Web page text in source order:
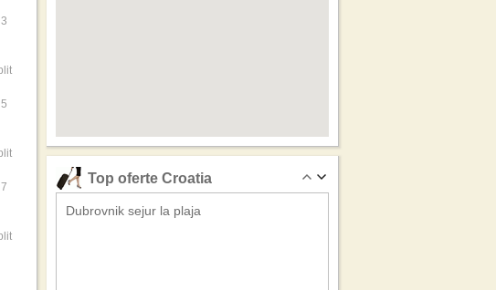
Top oferte Croatia
Dubrovnik sejur la plaja